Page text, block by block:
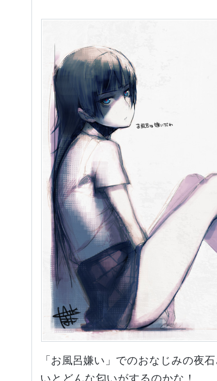
「お風呂嫌い」でのおなじみの夜
いとどんな匂いがするのかな！